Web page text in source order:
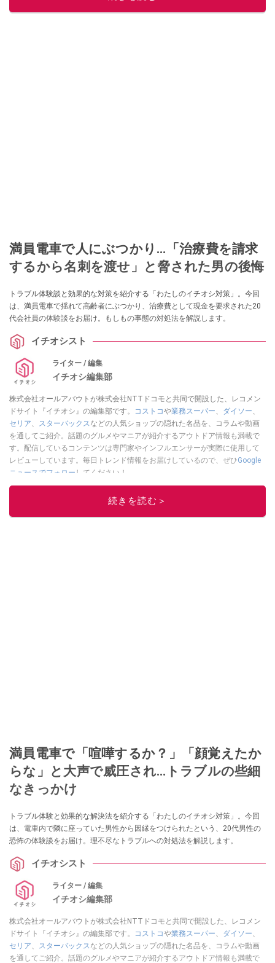
満員電車で人にぶつかり…「治療費を請求
するから名刺を渡せ」と脅された男の後悔
トラブル体験談と効果的な対策を紹介する「わたしのイチオシ対策」。今回
は、満員電車で揺れて高齢者にぶつかり、治療費として現金を要求された20
代会社員の体験談をお届け。もしもの事態の対処法を解説します。
イチオシスト
ライター / 編集
イチオシ編集部
株式会社オールアバウトが株式会社NTTドコモと共同で開設した、レコメン
ドサイト『イチオシ』の編集部です。
コストコや業務スーパー ダイソー
セリア
スターバックス などの人気ショップの隠れた名品を、コラムや動画
を通してご紹介。話題のグルメやマニアが紹介するアウトドア情報も満載で
す。配信しているコンテンツは専門家やインフルエンサーが実際に使用して
レビューしています。毎日トレンド情報をお届けしているので、ぜひGoogle
ニュースでフォロー してください！
続きを読む＞
満員電車で「喧嘩するか？」「顔覚えたか
らな」と大声で威圧され…トラブルの些細
なきっかけ
トラブル体験と効果的な解決法を紹介する「わたしのイチオシ対策」。今回
は、電車内で隣に座っていた男性から因縁をつけられたという、20代男性の
恐怖の体験談をお届け。理不尽なトラブルへの対処法を解説します。
イチオシスト
ライター / 編集
イチオシ編集部
株式会社オールアバウトが株式会社NTTドコモと共同で開設した、レコメン
ドサイト『イチオシ』の編集部です。
コストコや業務スーパー ダイソー
セリア
スターバックス などの人気ショップの隠れた名品を、コラムや動画
を通してご紹介。話題のグルメやマニアが紹介するアウトドア情報も満載で